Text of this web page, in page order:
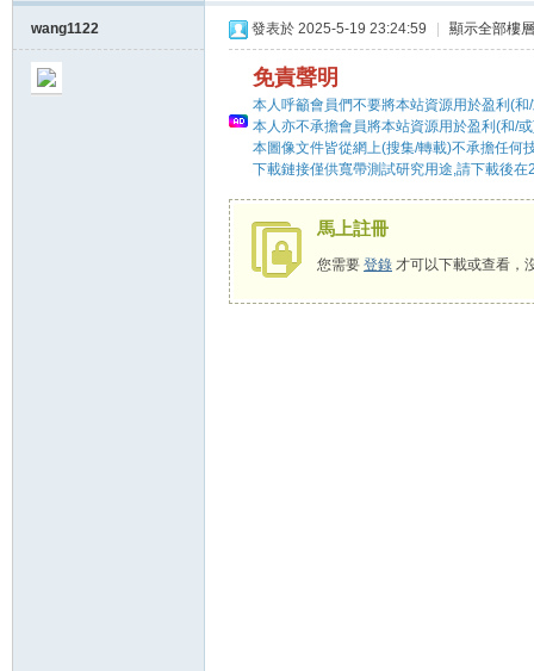
wang1122 發表於 2025-5-19 23:24:59 顯示全部樓層
免責聲明
本人呼籲會員們不要將本站資源用於盈利(和
本人亦不承擔會員將本站資源用於盈利(和/
本圖像文件皆從網上(搜集/轉載)不承擔任何
下載鏈接僅供寬帶測試研究用途,請下載後
馬上註冊
您需要 登錄 才可以下載或查看，